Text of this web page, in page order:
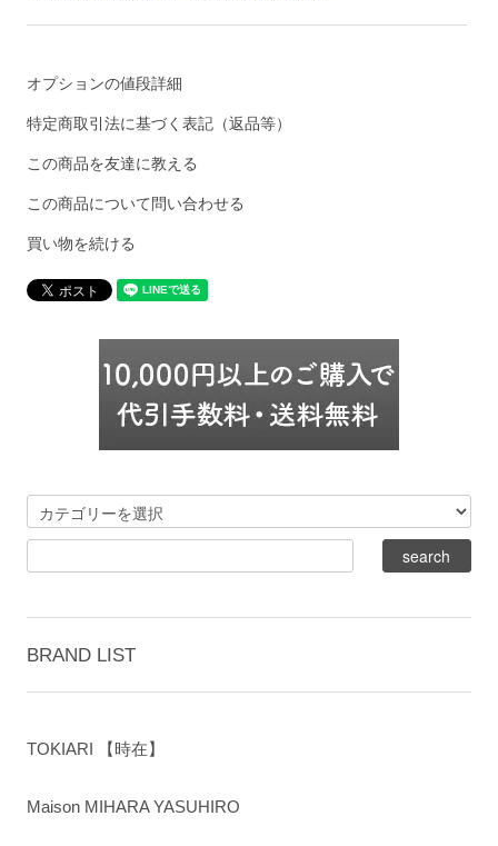
オプションの値段詳細
特定商取引法に基づく表記（返品等）
この商品を友達に教える
この商品について問い合わせる
買い物を続ける
BRAND LIST
TOKIARI 【時在】
Maison MIHARA YASUHIRO